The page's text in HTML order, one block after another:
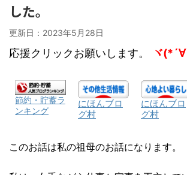
した。
更新日： 2023年5月28日
応援クリックお願いします。 ヾ
節約・貯蓄ラ
ンキング
にほんブロ
グ村
にほんブロ
グ村
このお話は私の祖母のお話になります。